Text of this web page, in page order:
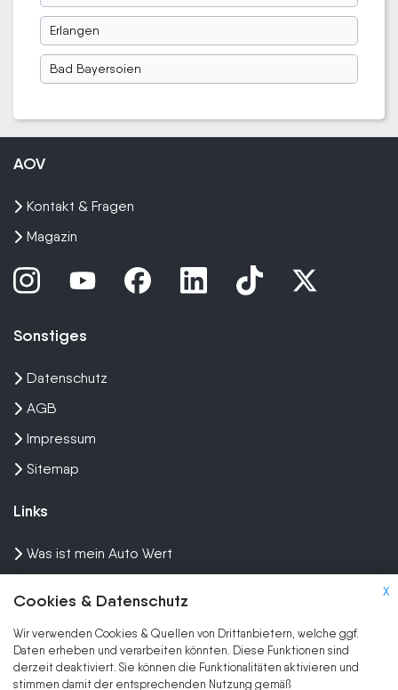
Erlangen
Bad Bayersoien
X
Cookies & Datenschutz
Wir verwenden Cookies & Quellen von Drittanbietern, welche ggf.
Daten erheben und verarbeiten könnten. Diese Funktionen sind
derzeit deaktiviert. Sie können die Funktionalitäten aktivieren und
stimmen damit der entsprechenden Nutzung gemäß
AOV
Kontakt & Fragen
Magazin
Sonstiges
Datenschutz
AGB
Impressum
Sitemap
Links
Was ist mein Auto Wert
Wir kaufen dein Auto